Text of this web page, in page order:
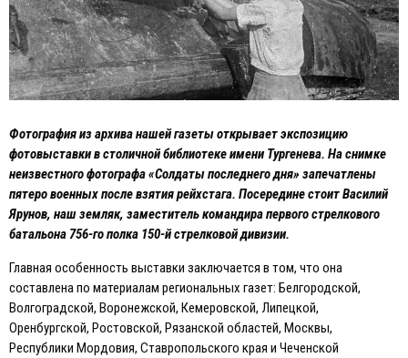
Фотография из архива нашей газеты открывает экспозицию
фотовыставки в столичной библиотеке имени Тургенева. На снимке
неизвестного фотографа «Солдаты последнего дня» запечатлены
пятеро военных после взятия рейхстага. Посередине стоит Василий
Ярунов, наш земляк, заместитель командира первого стрелкового
батальона 756-го полка 150-й стрелковой дивизии.
Главная особенность выставки заключается в том, что она
составлена по материалам региональных газет: Белгородской,
Волгоградской, Воронежской, Кемеровской, Липецкой,
Оренбургской, Ростовской, Рязанской областей, Москвы,
Республики Мордовия, Ставропольского края и Чеченской